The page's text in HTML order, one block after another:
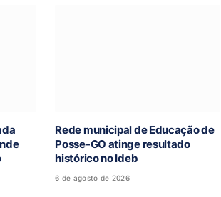
Rede municipal de Educação de
Posse-GO atinge resultado
histórico no Ideb
6 de agosto de 2026